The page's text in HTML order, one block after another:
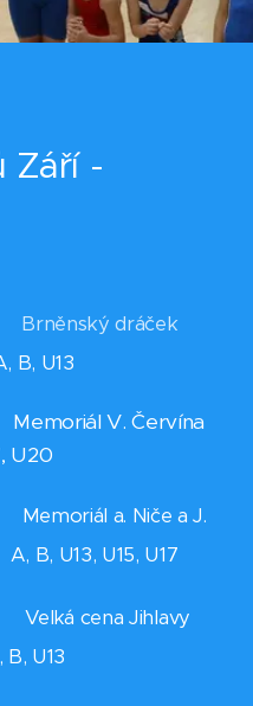
Září -
dráček
B, U13
V. Červína
a. Niče a J.
A, B, U13, U15, U17
Velká cena Jihlavy